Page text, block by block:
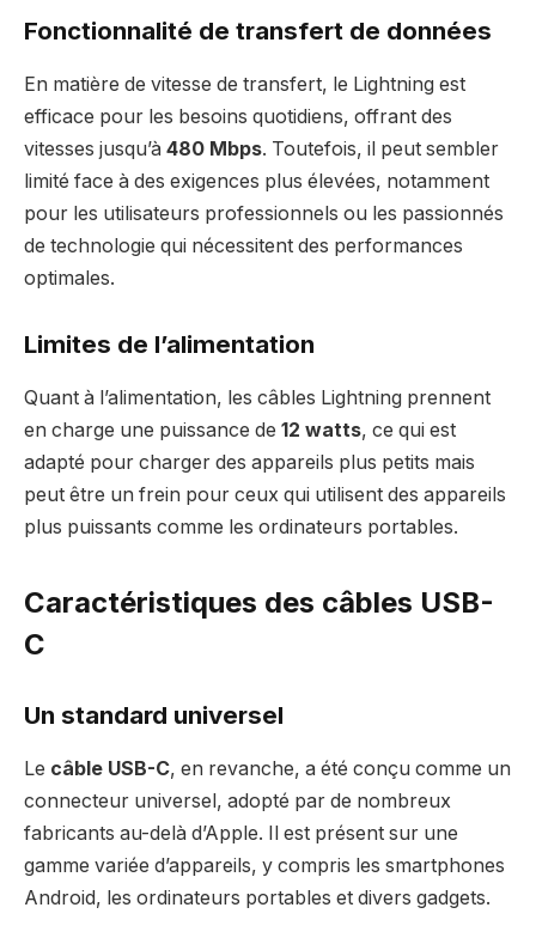
Fonctionnalité de transfert de données
En matière de vitesse de transfert, le Lightning est
efficace pour les besoins quotidiens, offrant des
vitesses jusqu’à 480 Mbps. Toutefois, il peut sembler
limité face à des exigences plus élevées, notamment
pour les utilisateurs professionnels ou les passionnés
de technologie qui nécessitent des performances
optimales.
Limites de l’alimentation
Quant à l’alimentation, les câbles Lightning prennent
en charge une puissance de 12 watts, ce qui est
adapté pour charger des appareils plus petits mais
peut être un frein pour ceux qui utilisent des appareils
plus puissants comme les ordinateurs portables.
Caractéristiques des câbles USB-
C
Un standard universel
Le câble USB-C, en revanche, a été conçu comme un
connecteur universel, adopté par de nombreux
fabricants au-delà d’Apple. Il est présent sur une
gamme variée d’appareils, y compris les smartphones
Android, les ordinateurs portables et divers gadgets.